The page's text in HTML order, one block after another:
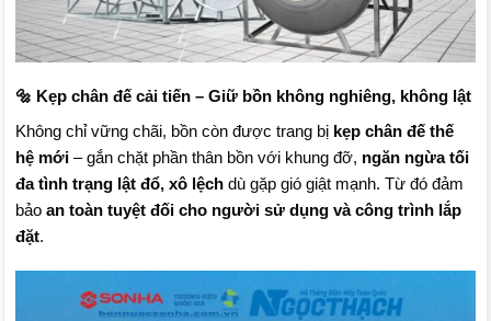
🔩 Kẹp chân đế cải tiến – Giữ bồn không nghiêng, không lật
Không chỉ vững chãi, bồn còn được trang bị kẹp chân đế thế
hệ mới– gắn chặt phần thân bồn với khung đỡ, ngăn ngừa tối
đa tình trạng lật đổ, xô lệchdù gặp gió giật mạnh. Từ đó đảm
bảo an toàn tuyệt đối cho người sử dụng và công trình lắp
đặt.